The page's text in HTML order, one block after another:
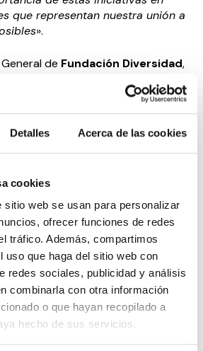
Detalles Acerca de las cookies
cookies
sitio web se usan para personalizar
ofrecer funciones de redes
tráfico. Además, compartimos
uso que haga del sitio web con
redes sociales, publicidad y análisis
combinarla con otra información
o que hayan recopilado a
hecho de sus servicios.
que representan nuestra unión a
».
de Fundación Diversidad,
públicas, la
las personas implicadas en el
suponen los Premios Capitales
2023. Las Capitales de
ayudan a crear hojas de
para contribuir a una Europa más
Las autoridades locales han
estratégica y con una mirada
nuevos resultados en materia
y participación de las
históricamente discriminados,
con discapacidad, adultas
refugiadas y LGBTIQ+. Estos
también un compromiso y
seguir implementando políticas
en defensa de los derechos